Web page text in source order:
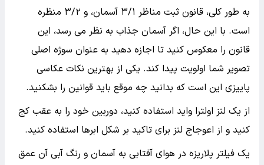
به طور کلی، قانون ثبت مناظر ۳/۱ آسمان، و ۳/۲ منظره
است. با این حال، اگر آسمان جذاب به نظر می رسد، این
قانون را معکوس کنید تا اجازه دهید به عنوان سوژه اصلی
تصویر شما اولویت پیدا کند. یکی از بهترین نکات عکاسی
پاییزی این است که بدانید چه موقع باید قوانین را بشکنید.
از یک لنز اولترا واید استفاده کنید، دوربین خود را به عقب کج
کنید و از اعوجاج لنز برای تاکید بر شکل ابرها استفاده کنید.
یک فیلتر پلاریزه در هوای آفتابی به آسمان و رنگ آبی آن عمق